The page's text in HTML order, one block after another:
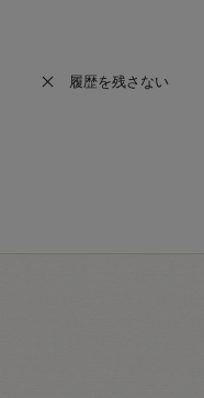
履歴を残さない